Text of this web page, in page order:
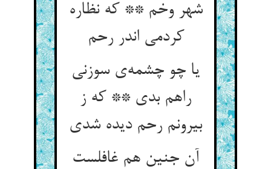
شهر وخم ** که نظاره
کردمی اندر رحم
یا چو چشمه‌ی سوزنی
راهم بدی ** که ز
بیرونم رحم دیده شدی
آن جنین هم غافلست